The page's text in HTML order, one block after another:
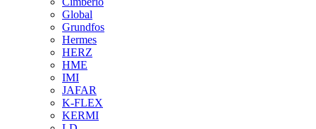
Global
Grundfos
Hermes
HERZ
HME
IMI
JAFAR
K-FLEX
KERMI